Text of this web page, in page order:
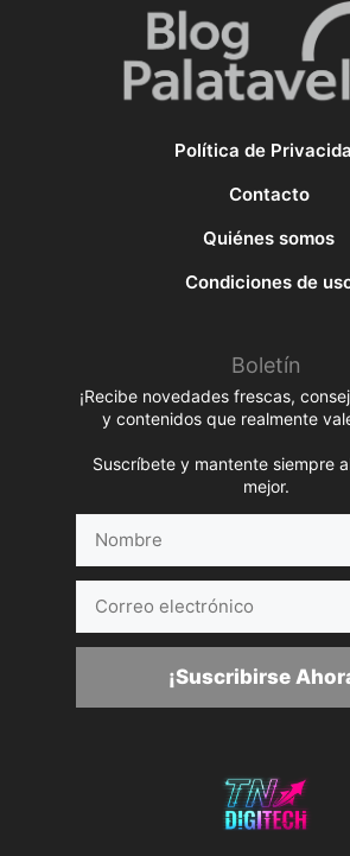
Política de
Contacto
Quiénes somos
Condiciones de
Boletín
¡Recibe novedades frescas,
y contenidos que realmente
Suscríbete y mantente siempre
mejor.
electrónico
¡Suscribirse